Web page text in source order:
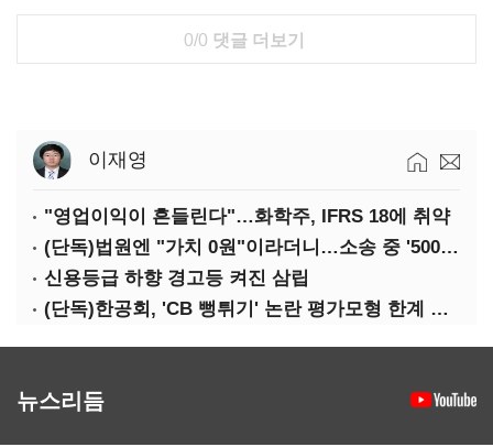
0/0 댓글 더보기
이재영
"영업이익이 흔들린다"…화학주, IFRS 18에 취약
(단독)법원엔 "가치 0원"이라더니…소송 중 '500원 유증' 강행한 라인게임즈
신용등급 하향 경고등 켜진 삼립
(단독)한공회, 'CB 뻥튀기' 논란 평가모형 한계 인정…당국 방관 속 장부 왜곡 수두룩
뉴스리듬